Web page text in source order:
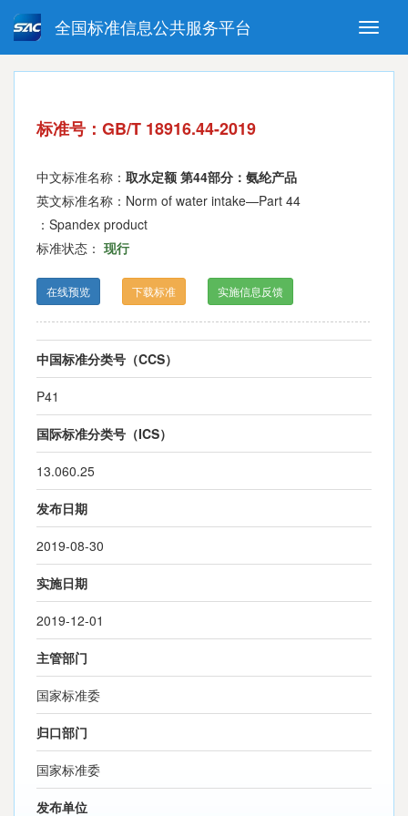
Toggle
全国标准信息公共服务平台
强制性国家标准 推荐性国家标准
指导性技术文件 (National standards in foreign
language version)
标准号：GB/T 18916.44-2019
中文标准名称： 取水定额 第44部分：氨纶产品
英文标准名称：Norm of water intake—Part 44
：Spandex product
标准状态： 现行
在线预览 下载标准 实施信息反馈
中国标准分类号（CCS）
P41
国际标准分类号（ICS）
13.060.25
发布日期
2019-08-30
实施日期
2019-12-01
主管部门
国家标准委
归口部门
国家标准委
发布单位